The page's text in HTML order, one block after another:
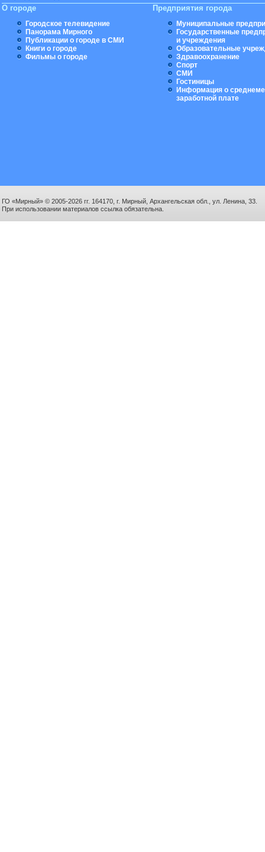
О городе
Городское телевидение
Панорама Мирного
Публикации о городе в СМИ
Книги о городе
Фильмы о городе
Предприятия города
Муниципальные
Государственные
и учреждения
Образовательные
Здравоохранение
Спорт
СМИ
Гостиницы
Информация о
заработной плате
ГО «Мирный» © 2005-2026 гг. 164170, г. Мирный, Архангельская обл., ул. Ленина, 33.
При использовании материалов ссылка обязательна.